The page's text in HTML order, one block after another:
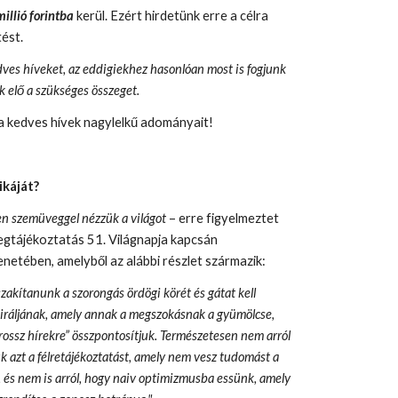
forintbakerül. Ezért hirdetünk erre a célra
híveket, az eddigiekhez hasonlóan most is fogjunk
elő a szükséges összeget.
kedves hívek nagylelkű adományait!
szemüveggel nézzük a világot – erre figyelmeztet
51. Világnapja kapcsán
amelyből az alábbi részlet származik:
a szorongás ördögi körét és gátat kell
amely annak a megszokásnak a gyümölcse,
hírekre” összpontosítjuk. Természetesen nem arról
azt a félretájékoztatást, amely nem vesz tudomást a
és nem is arról, hogy naiv optimizmusba essünk, amely